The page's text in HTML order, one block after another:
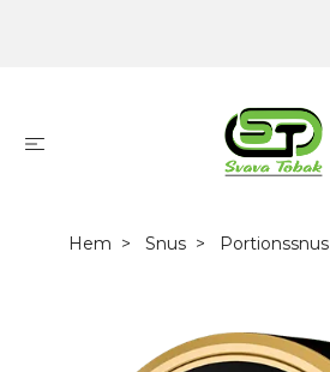
Hem Snus Portionssnus